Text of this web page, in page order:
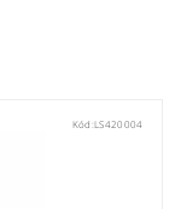
Kód: LS420004